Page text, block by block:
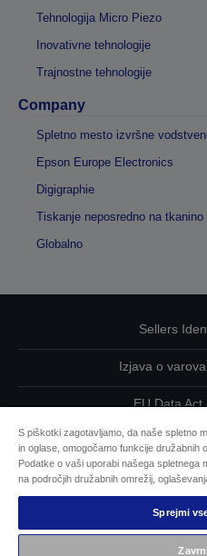
Tehnologija Micro Piezo
Inovativne tehnologije
Trajnostne tehnologije
Company
Spletno mesto izvršne
Epson Europe Electronics
Digigraphie
Tiskanje neposredno na tkanino
Globalno
Sellers
Izjava o
EU Data
Kontaktirajte nas
Informacije
Epsonova
S piškotki zagotavljamo, da naše spletno
in oglase, omogočamo funkcije družabnih
Podatke o vaši uporabi našega spletnega
na področjih družabnih omrežij,
Sprejmi